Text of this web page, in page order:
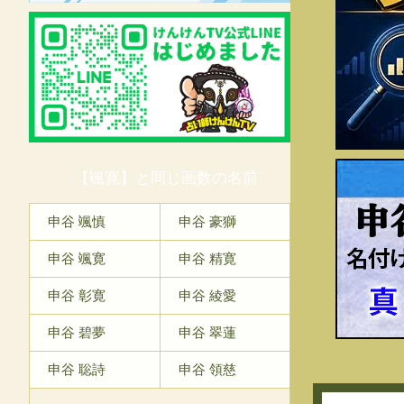
【颯寛】と同じ画数の名前
申谷 颯慎 申谷 豪獅
申谷 颯寛 申谷 精寛
申谷 彰寛 申谷 綾愛
申谷 碧夢 申谷 翠蓮
申谷 聡詩 申谷 領慈
申